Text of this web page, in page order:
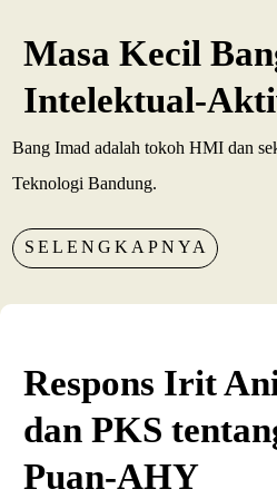
Masa Kecil
Intelektual-
Bang Imad adalah tokoh HMI dan
Teknologi Bandung.
SELENGKAPNYA
Respons Irit
dan PKS
Puan-AHY